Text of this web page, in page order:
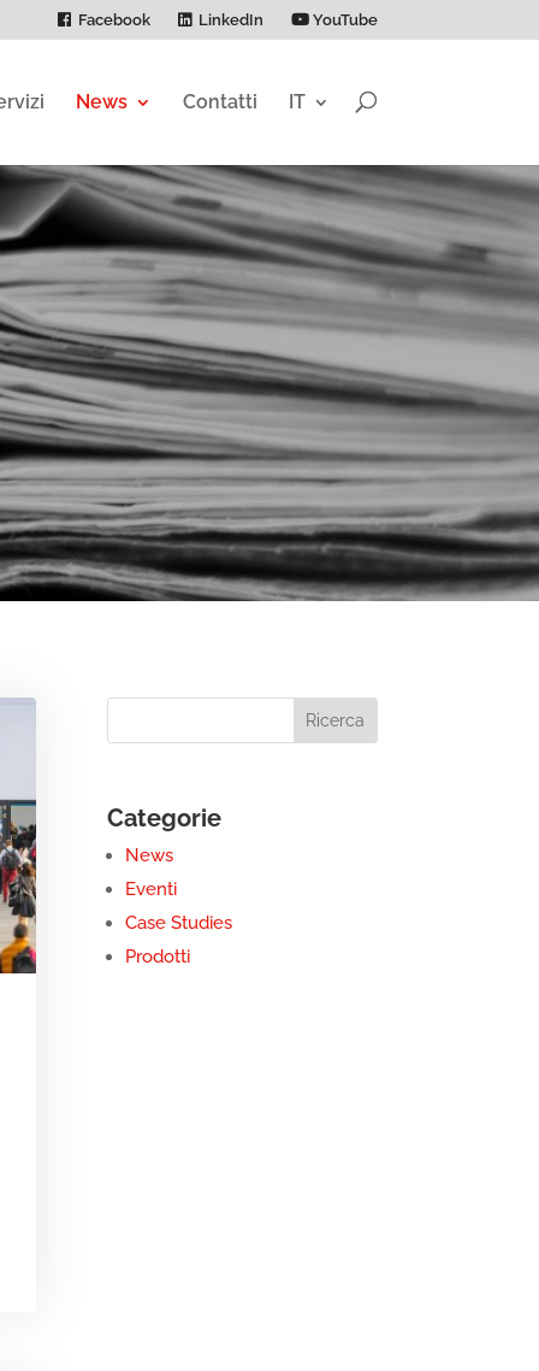
Facebook LinkedIn YouTube
News Contatti IT
Categorie
News
Eventi
Case Studies
Prodotti